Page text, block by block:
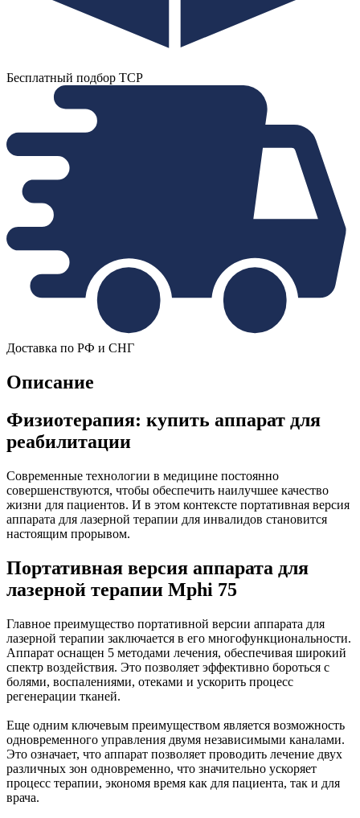
Бесплатный подбор ТСР
Доставка по РФ и СНГ
Описание
Физиотерапия: купить аппарат для
реабилитации
Современные технологии в медицине постоянно
совершенствуются, чтобы обеспечить наилучшее качество
жизни для пациентов. И в этом контексте портативная версия
аппарата для лазерной терапии для инвалидов становится
настоящим прорывом.
Портативная версия аппарата для
лазерной терапии Mphi 75
Главное преимущество портативной версии аппарата для
лазерной терапии заключается в его многофункциональности.
Аппарат оснащен 5 методами лечения, обеспечивая широкий
спектр воздействия. Это позволяет эффективно бороться с
болями, воспалениями, отеками и ускорить процесс
регенерации тканей.
Еще одним ключевым преимуществом является возможность
одновременного управления двумя независимыми каналами.
Это означает, что аппарат позволяет проводить лечение двух
различных зон одновременно, что значительно ускоряет
процесс терапии, экономя время как для пациента, так и для
врача.